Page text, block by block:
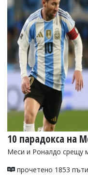
10 парадокса на
Меси и Роналдо срещу
прочетено 1853 пъти